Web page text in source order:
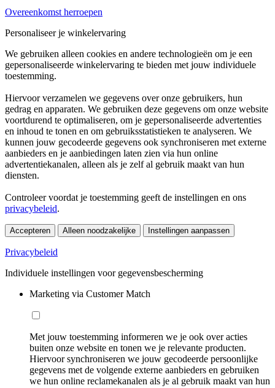
Overeenkomst herroepen
Personaliseer je winkelervaring
We gebruiken alleen cookies en andere technologieën om je een
gepersonaliseerde winkelervaring te bieden met jouw individuele
toestemming.
Hiervoor verzamelen we gegevens over onze gebruikers, hun
gedrag en apparaten. We gebruiken deze gegevens om onze website
voortdurend te optimaliseren, om je gepersonaliseerde advertenties
en inhoud te tonen en om gebruiksstatistieken te analyseren. We
kunnen jouw gecodeerde gegevens ook synchroniseren met externe
aanbieders en je aanbiedingen laten zien via hun online
advertentiekanalen, alleen als je zelf al gebruik maakt van hun
diensten.
Controleer voordat je toestemming geeft de instellingen en ons
privacybeleid.
Accepteren Alleen noodzakelijke Instellingen aanpassen
Privacybeleid
Individuele instellingen voor gegevensbescherming
Marketing via Customer Match
Met jouw toestemming informeren we je ook over acties
buiten onze website en tonen we je relevante producten.
Hiervoor synchroniseren we jouw gecodeerde persoonlijke
gegevens met de volgende externe aanbieders en gebruiken
we hun online reclamekanalen als je al gebruik maakt van hun